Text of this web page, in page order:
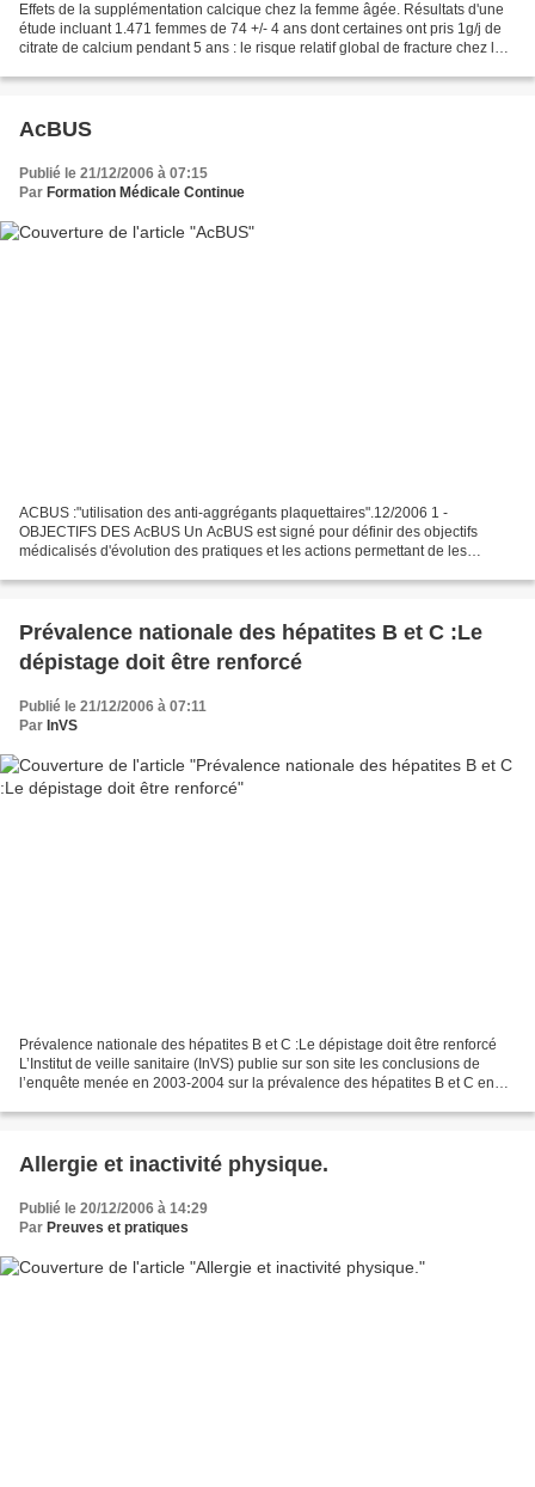
Effets de la supplémentation calcique chez la femme âgée. Résultats d'une
étude incluant 1.471 femmes de 74 +/- 4 ans dont certaines ont pris 1g/j de
citrate de calcium pendant 5 ans : le risque relatif global de fracture chez les
AcBUS
Publié le 21/12/2006 à 07:15
Par Formation Médicale Continue
ACBUS :"utilisation des anti-aggrégants plaquettaires".12/2006 1 -
OBJECTIFS DES AcBUS Un AcBUS est signé pour définir des objectifs
médicalisés d'évolution des pratiques et les actions permettant de les
Prévalence nationale des hépatites B et C :Le
dépistage doit être renforcé
Publié le 21/12/2006 à 07:11
Par InVS
Prévalence nationale des hépatites B et C :Le dépistage doit être renforcé
L’Institut de veille sanitaire (InVS) publie sur son site les conclusions de
l’enquête menée en 2003-2004 sur la prévalence des hépatites B et C en
Allergie et inactivité physique.
Publié le 20/12/2006 à 14:29
Par Preuves et pratiques